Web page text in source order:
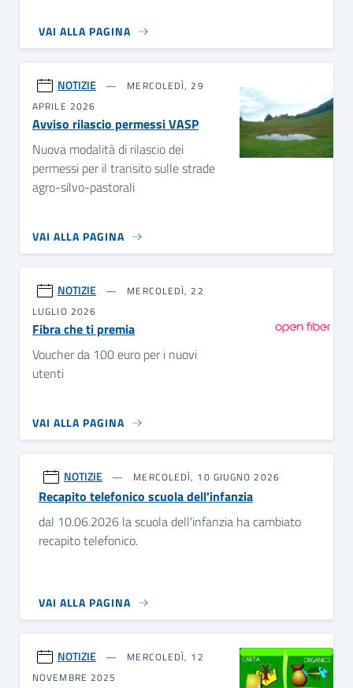
VAI ALLA PAGINA
NOTIZIE
MERCOLEDÌ, 29
APRILE 2026
Avviso rilascio permessi VASP
Nuova modalità di rilascio dei
permessi per il transito sulle strade
agro-silvo-pastorali
VAI ALLA PAGINA
NOTIZIE
MERCOLEDÌ, 22
LUGLIO 2026
Fibra che ti premia
Voucher da 100 euro per i nuovi
utenti
VAI ALLA PAGINA
NOTIZIE MERCOLEDÌ, 10 GIUGNO 2026
Recapito telefonico scuola dell'infanzia
dal 10.06.2026 la scuola dell'infanzia ha cambiato
recapito telefonico.
VAI ALLA PAGINA
NOTIZIE
MERCOLEDÌ, 12
NOVEMBRE 2025